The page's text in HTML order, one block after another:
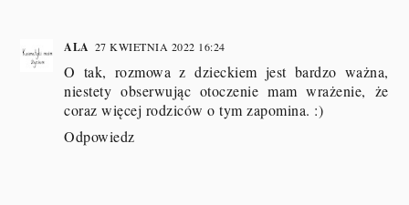
ALA 27 KWIETNIA 2022 16:24
O tak, rozmowa z dzieckiem jest bardzo ważna,
niestety obserwując otoczenie mam wrażenie, że
coraz więcej rodziców o tym zapomina. :)
Odpowiedz